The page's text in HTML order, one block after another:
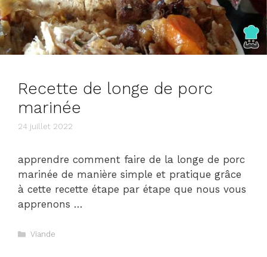
Recette de longe de porc
marinée
24 juillet 2022
apprendre comment faire de la longe de porc
marinée de manière simple et pratique grâce
à cette recette étape par étape que nous vous
apprenons …
Catégories
Viande